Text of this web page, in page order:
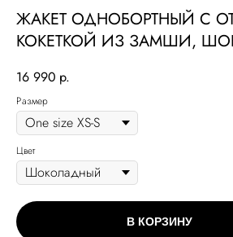
ЖАКЕТ ОДНОБОРТНЫЙ С
КОКЕТКОЙ ИЗ ЗАМШИ,
16 990 р.
Размер
Цвет
В КОРЗИНУ